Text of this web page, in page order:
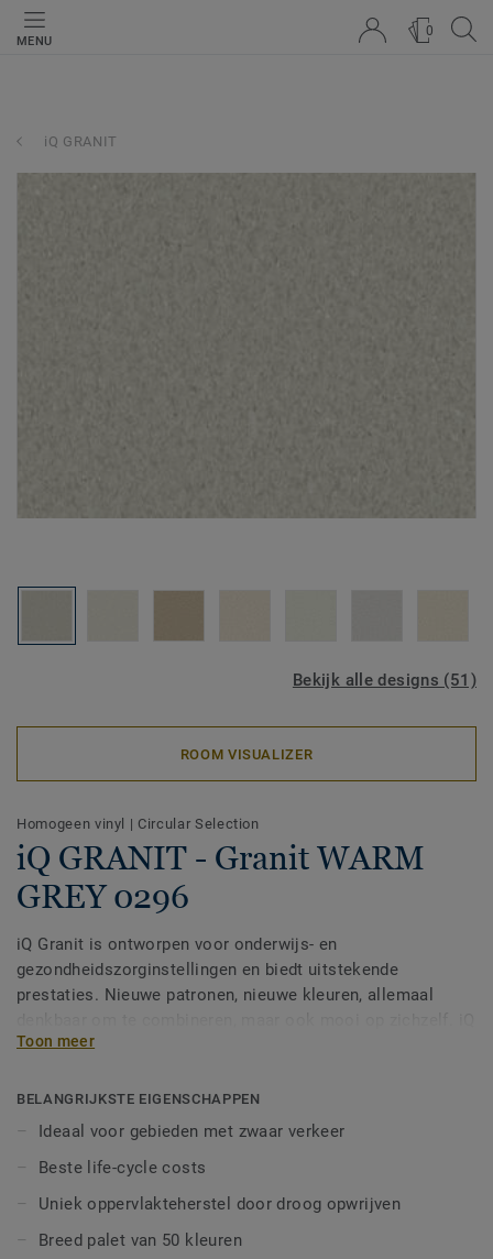
MENU
0
iQ GRANIT
Bekijk alle designs (51)
ROOM VISUALIZER
Homogeen vinyl | Circular Selection
iQ GRANIT - Granit WARM
GREY 0296
iQ Granit is ontworpen voor onderwijs- en
gezondheidszorginstellingen en biedt uitstekende
prestaties. Nieuwe patronen, nieuwe kleuren, allemaal
Granit biedt zowel extreme duurzaamheid als superieure
zwaar verkeer. Dure schoonmaakmiddelen of in de was
zetten is niet nodig, eenvoudig droog opwrijven is genoeg
om het oorspronkelijke uiterlijk van deze vloer te
herstellen. Dankzij diverse formaten en bijpassende
accessoires - waaronder akoestische, statisch-dissipatieve
multifunctioneel aanbod.
Toon meer
BELANGRIJKSTE EIGENSCHAPPEN
Ideaal voor gebieden met zwaar verkeer
Beste life-cycle costs
Uniek oppervlakteherstel door droog opwrijven
Breed palet van 50 kleuren